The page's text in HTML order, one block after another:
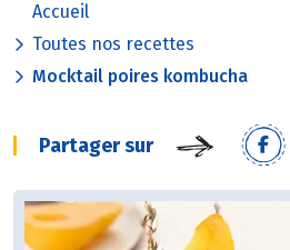
Accueil
Toutes nos recettes
Mocktail poires kombucha
Partager sur